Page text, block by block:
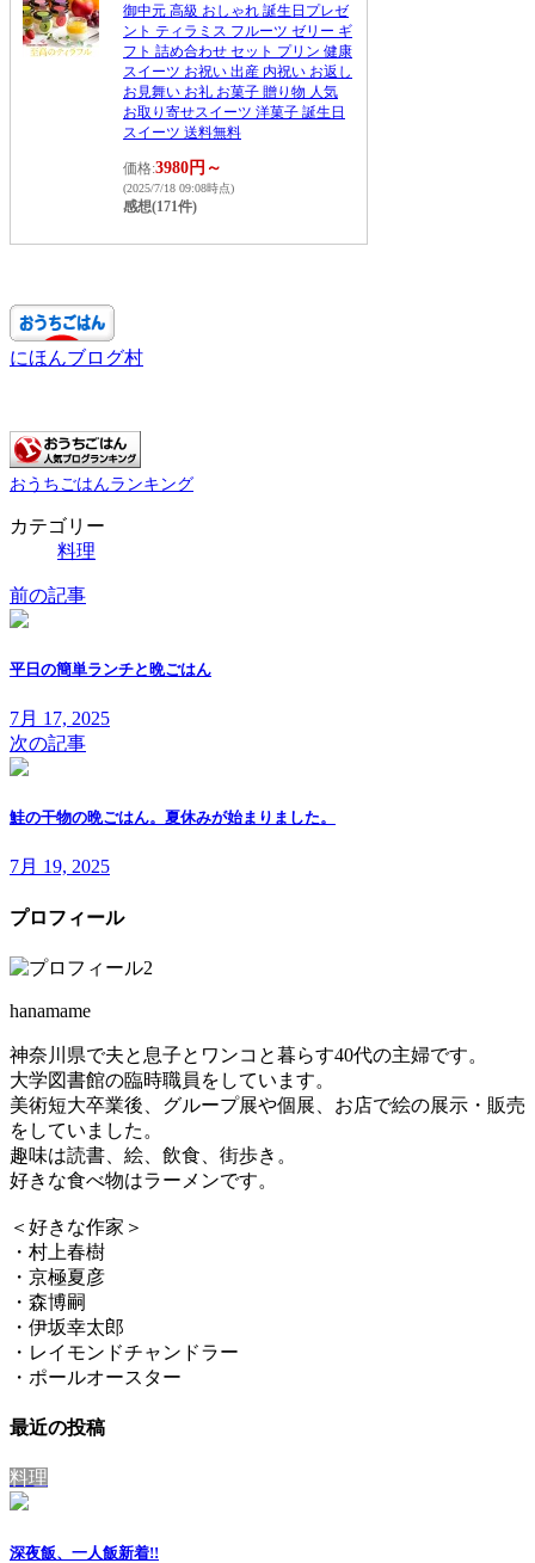
御中元 高級 おしゃれ 誕生日プレゼ
ント ティラミス フルーツ ゼリー ギ
フト 詰め合わせ セット プリン 健康
スイーツ お祝い 出産 内祝い お返し
お見舞い お礼 お菓子 贈り物 人気
お取り寄せスイーツ 洋菓子 誕生日
スイーツ 送料無料
価格:3980円～
(2025/7/18 09:08時点)
感想(171件)
にほんブログ村
おうちごはんランキング
カテゴリー
料理
前の記事
平日の簡単ランチと晩ごはん
7月 17, 2025
次の記事
鮭の干物の晩ごはん。夏休みが始まりました。
7月 19, 2025
プロフィール
hanamame
神奈川県で夫と息子とワンコと暮らす40代の主婦です。
大学図書館の臨時職員をしています。
美術短大卒業後、グループ展や個展、お店で絵の展示・販売
をしていました。
趣味は読書、絵、飲食、街歩き。
好きな食べ物はラーメンです。
＜好きな作家＞
・村上春樹
・京極夏彦
・森博嗣
・伊坂幸太郎
・レイモンドチャンドラー
・ポールオースター
最近の投稿
料理
深夜飯、一人飯新着!!